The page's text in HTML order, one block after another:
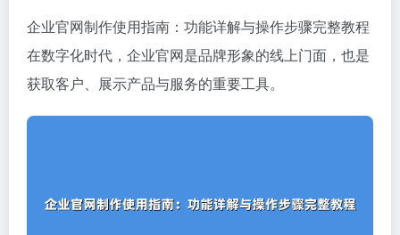
企业官网制作使用指南：功能详解与操作步骤完整教程
在数字化时代，企业官网是品牌形象的线上门面，也是
获取客户、展示产品与服务的重要工具。